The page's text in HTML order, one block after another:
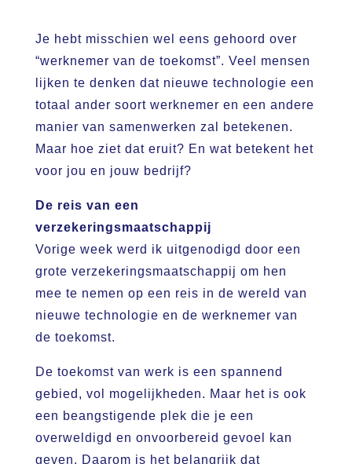
Je hebt misschien wel eens gehoord over
“werknemer van de toekomst”. Veel mensen
lijken te denken dat nieuwe technologie een
totaal ander soort werknemer en een andere
manier van samenwerken zal betekenen.
Maar hoe ziet dat eruit? En wat betekent het
voor jou en jouw bedrijf?
De reis van een
verzekeringsmaatschappij
Vorige week werd ik uitgenodigd door een
grote verzekeringsmaatschappij om hen
mee te nemen op een reis in de wereld van
nieuwe technologie en de werknemer van
de toekomst.
De toekomst van werk is een spannend
gebied, vol mogelijkheden. Maar het is ook
een beangstigende plek die je een
overweldigd en onvoorbereid gevoel kan
geven. Daarom is het belangrijk dat